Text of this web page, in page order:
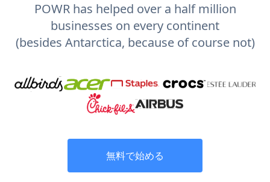
POWR has helped over a half million
businesses on every continent
(besides Antarctica, because of course not)
無料で始める